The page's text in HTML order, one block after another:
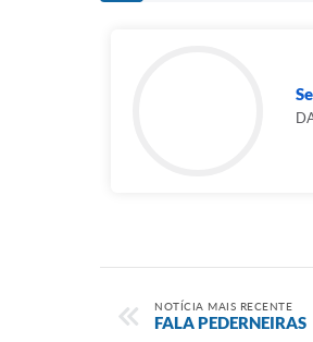
NOTÍCIA MAIS RECENTE
FALA PEDERNEIRAS